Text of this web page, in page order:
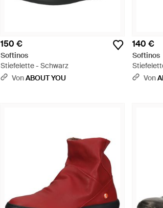
150 €
Softinos
Stiefelette - Schwarz
VonABOUT YOU
140 €
Softinos
Von